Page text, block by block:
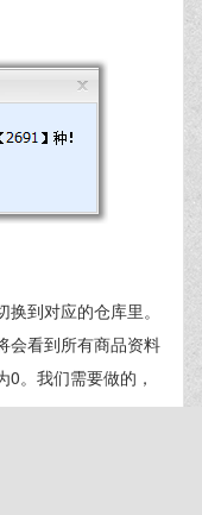
到对应的仓库里。
会看到所有商品资料
。我们需要做的，